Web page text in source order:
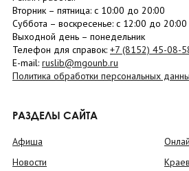
Вторник – пятница: с 10:00 до 20:00
Суббота – воскресенье: c 12:00 до 20:00
Выходной день – понедельник
Телефон для справок: +7 (8152) 45-08-
E-mail: ruslib@mgounb.ru
Политика обработки персональных
РАЗДЕЛЫ САЙТА
Афиша
Новости